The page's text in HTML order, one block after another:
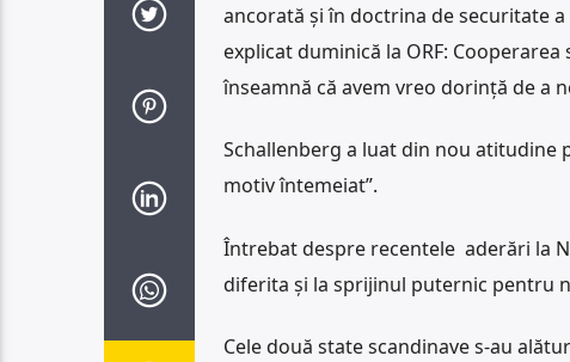
ancorată și în doctrina de securitate
explicat duminică la ORF:
înseamnă că avem vreo dorință de a
Schallenberg a luat din nou atitudine
motiv întemeiat”.
Întrebat despre recentele aderări la
diferita şi la sprijinul puternic pentru
Cele două state scandinave s-au